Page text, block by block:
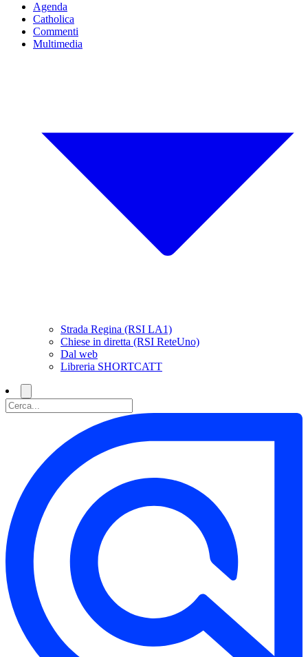
Agenda
Catholica
Commenti
Multimedia
Strada Regina (RSI LA1)
Chiese in diretta (RSI ReteUno)
Dal web
Libreria SHORTCATT